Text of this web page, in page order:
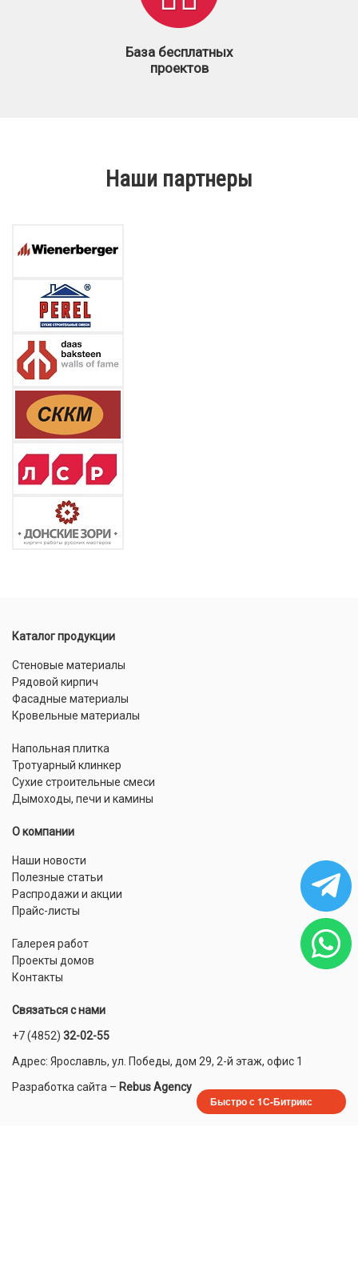
База бесплатных
проектов
Наши партнеры
Каталог продукции
Стеновые материалы
Рядовой кирпич
Фасадные материалы
Кровельные материалы
Напольная плитка
Тротуарный клинкер
Сухие строительные смеси
Дымоходы, печи и камины
О компании
Наши новости
Полезные статьи
Распродажи и акции
Прайс-листы
Галерея работ
Проекты домов
Контакты
Связаться с нами
+7 (4852) 32-02-55
Адрес: Ярославль, ул. Победы, дом 29, 2-й этаж, офис 1
Разработка сайта – Rebus Agency
Быстро с 1С-Битрикс